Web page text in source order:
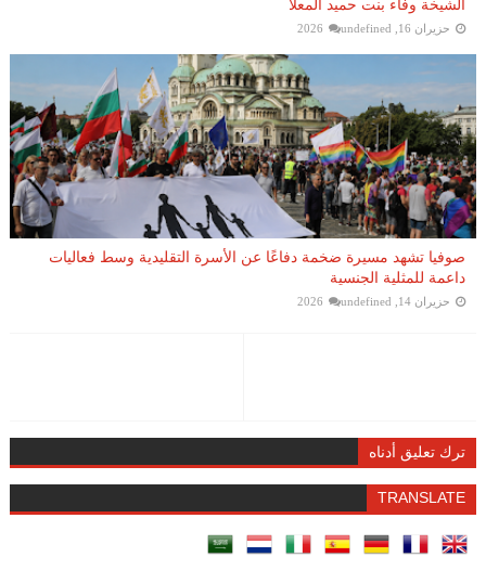
الشيخة وفاء بنت حميد المعلا
حزيران 16, 2026 undefined
صوفيا تشهد مسيرة ضخمة دفاعًا عن الأسرة التقليدية وسط فعاليات
داعمة للمثلية الجنسية
حزيران 14, 2026 undefined
ترك تعليق أدناه
TRANSLATE